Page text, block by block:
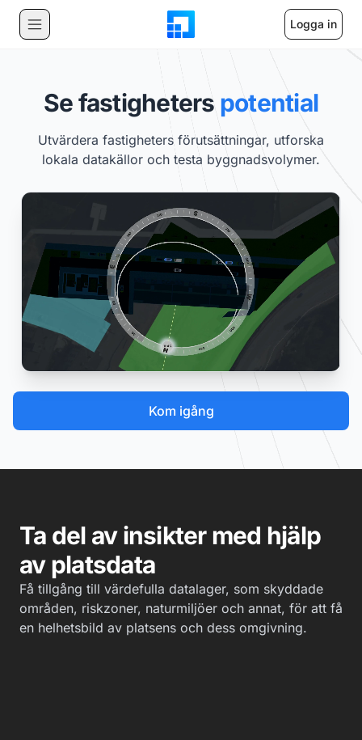
Logga in
Se fastigheters potential
Utvärdera fastigheters förutsättningar, utforska
lokala datakällor och testa byggnadsvolymer.
Kom igång
Ta del av insikter med hjälp
av platsdata
Få tillgång till värdefulla datalager, som skyddade
områden, riskzoner, naturmiljöer och annat, för att få
en helhetsbild av platsens och dess omgivning.